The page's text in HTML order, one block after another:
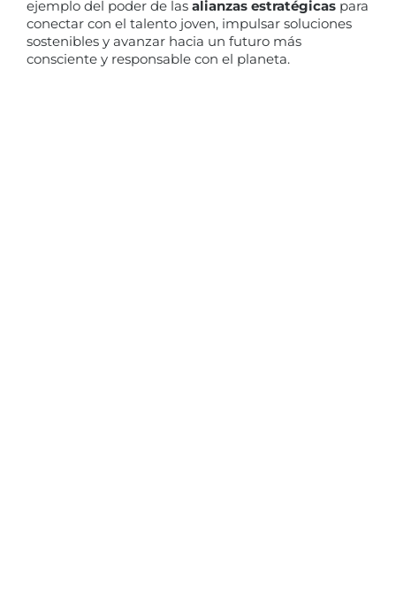
ejemplo del poder de las alianzas estratégicas para
conectar con el talento joven, impulsar soluciones
sostenibles y avanzar hacia un futuro más
consciente y responsable con el planeta.